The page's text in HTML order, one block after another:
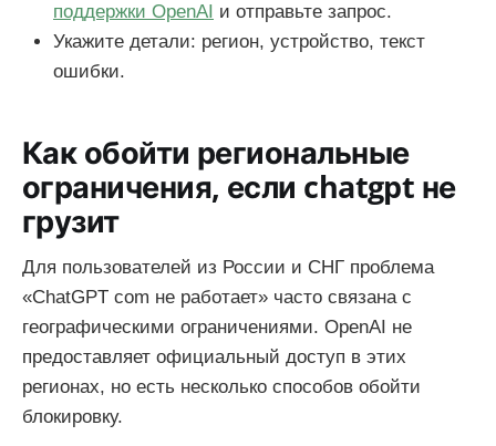
поддержки OpenAI и отправьте запрос.
Укажите детали: регион, устройство, текст
ошибки.
Как обойти региональные
ограничения, если chatgpt не
грузит
Для пользователей из России и СНГ проблема
«ChatGPT com не работает» часто связана с
географическими ограничениями. OpenAI не
предоставляет официальный доступ в этих
регионах, но есть несколько способов обойти
блокировку.